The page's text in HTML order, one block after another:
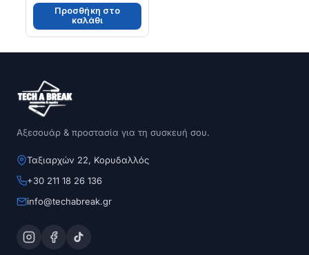
Προσθήκη στο
καλάθι
Αξεσουάρ & προστασία για τη συσκευή σου.
Ταξιαρχών 22, Κορυδαλλός
+30 211 18 26 136
info@techabreak.gr